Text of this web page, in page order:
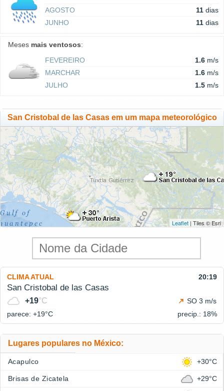
AGOSTO
11 dias
JUNHO
11 dias
Meses mais ventosos:
FEVEREIRO
1.6 m/s
MARCHAR
1.6 m/s
JULHO
1.5 m/s
San Cristobal de las Casas em um mapa meteorológico
Leaflet | Tiles © Esri
CLIMA ATUAL 20:19
San Cristobal de las Casas
+19°C
SO 3 m/s
parece: +19°C precip.: 18%
Lugares populares no México:
Acapulco +30°C
Brisas de Zicatela +29°C